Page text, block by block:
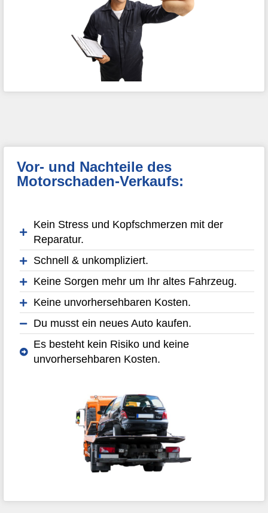
Vor- und Nachteile des
Motorschaden-Verkaufs:
Kein Stress und Kopfschmerzen mit der
Reparatur.
Schnell & unkompliziert.
Keine Sorgen mehr um Ihr altes Fahrzeug.
Keine unvorhersehbaren Kosten.
Du musst ein neues Auto kaufen.
Es besteht kein Risiko und keine
unvorhersehbaren Kosten.